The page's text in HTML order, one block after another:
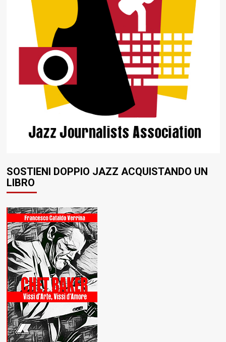
SOSTIENI DOPPIO JAZZ ACQUISTANDO UN
LIBRO